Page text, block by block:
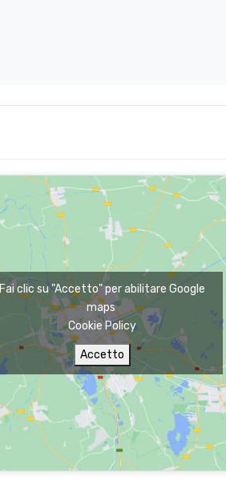
Fai clic su "Accetto" per abilitare Google
maps
Cookie Policy
Accetto